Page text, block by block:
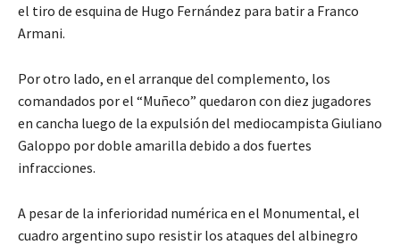
el tiro de esquina de Hugo Fernández para batir a Franco
Armani.
Por otro lado, en el arranque del complemento, los
comandados por el “Muñeco” quedaron con diez jugadores
en cancha luego de la expulsión del mediocampista Giuliano
Galoppo por doble amarilla debido a dos fuertes
infracciones.
A pesar de la inferioridad numérica en el Monumental, el
cuadro argentino supo resistir los ataques del albinegro